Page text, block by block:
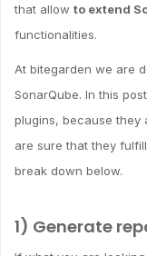
that allow to extend
functionalities.
At bitegarden we are
SonarQube. In this
plugins, because they
are sure that they
break down below.
1) Generate